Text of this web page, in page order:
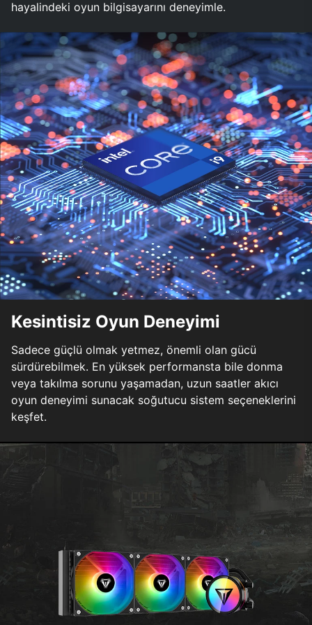
hayalindeki oyun bilgisayarını deneyimle.
Kesintisiz Oyun Deneyimi
Sadece güçlü olmak yetmez, önemli olan gücü
sürdürebilmek. En yüksek performansta bile donma
veya takılma sorunu yaşamadan, uzun saatler akıcı
oyun deneyimi sunacak soğutucu sistem seçeneklerini
keşfet.